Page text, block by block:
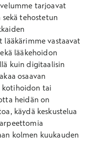
tarjoavat
tehostetun
vastaavat
lääkehoidon
kuin digitaalisin
osaavan
kotihoidon tai
heidän on
käydä keskustelua
kolmen kuukauden